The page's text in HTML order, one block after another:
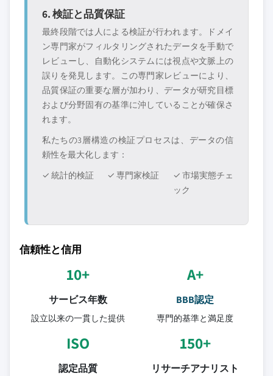
6. 検証と品質保証
最終段階では人による検証が行われます。ドメイ
ン専門家がフィルタリングされたデータを手動で
レビューし、自動化システムには視点や文脈上の
誤りを発見します。この専門家レビューにより、
品質保証の重要な層が加わり、データが研究目標
および分野固有の基準に沖していることが確保さ
れます。
私たちの3層構造の検証プロセスは、データの信
頼性を最大化します：
✓ 統計的検証
✓ 専門家検証
✓ 市場実態チェ
ック
信頼性と信用
10+
サービス年数
設立以来の一貫した提供
A+
BBB認定
専門的基準と満足度
ISO
認定品質
150+
リサーチアナリスト